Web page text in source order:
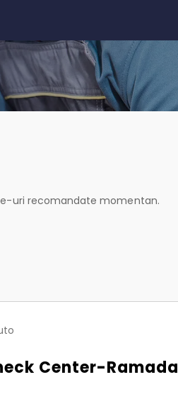
uri recomandate momentan.
Center-Ramada